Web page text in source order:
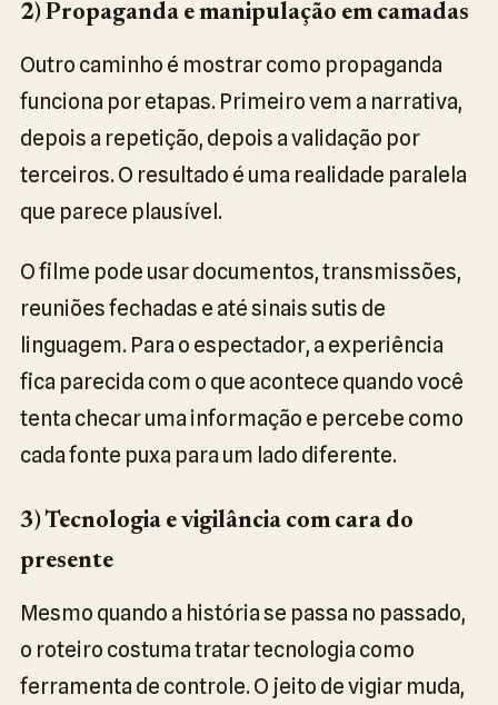
2) Propaganda e manipulação em camadas
Outro caminho é mostrar como propaganda
funciona por etapas. Primeiro vem a narrativa,
depois a repetição, depois a validação por
terceiros. O resultado é uma realidade paralela
que parece plausível.
O filme pode usar documentos, transmissões,
reuniões fechadas e até sinais sutis de
linguagem. Para o espectador, a experiência
fica parecida com o que acontece quando você
tenta checar uma informação e percebe como
cada fonte puxa para um lado diferente.
3) Tecnologia e vigilância com cara do
presente
Mesmo quando a história se passa no passado,
o roteiro costuma tratar tecnologia como
ferramenta de controle. O jeito de vigiar muda,